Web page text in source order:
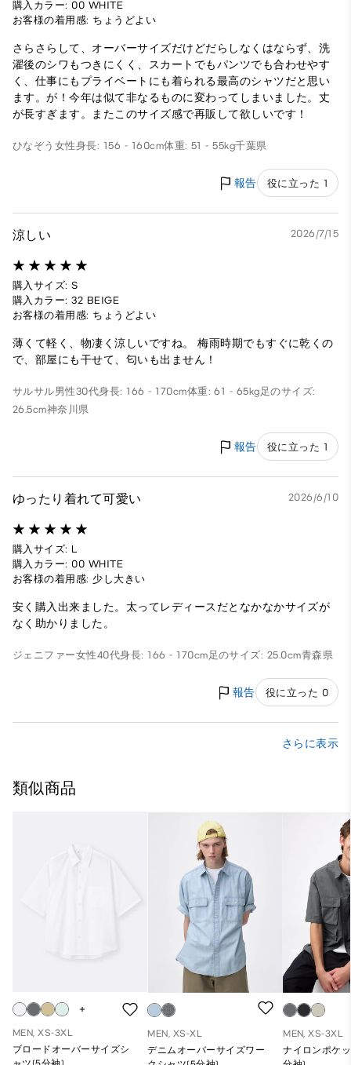
購入カラー: 00 WHITE
お客様の着用感: ちょうどよい
さらさらして、オーバーサイズだけどだらしなくはならず、洗
濯後のシワもつきにくく、スカートでもパンツでも合わせやす
く、仕事にもプライベートにも着られる最高のシャツだと思い
ます。が！今年は似て非なるものに変わってしまいました。丈
が長すぎます。またこのサイズ感で再販して欲しいです！
ひなぞう 女性身長: 156 - 160cm体重: 51 - 55kg千葉県
報告 役に立った 1
涼しい 2026/7/15
購入サイズ: S
購入カラー: 32 BEIGE
お客様の着用感: ちょうどよい
薄くて軽く、物凄く涼しいですね。 梅雨時期でもすぐに乾くの
で、部屋にも干せて、匂いも出ません！
サルサル男性30代身長: 166 - 170cm体重: 61 - 65kg足のサイズ:
26.5cm神奈川県
報告 役に立った 1
ゆったり着れて可愛い 2026/6/10
購入サイズ: L
購入カラー: 00 WHITE
お客様の着用感: 少し大きい
安く購入出来ました。太ってレディースだとなかなかサイズが
なく助かりました。
ジェニファー女性40代身長: 166 - 170cm足のサイズ: 25.0cm青森県
報告 役に立った 0
さらに表示
類似商品
MEN, XS-3XL
ブロードオーバーサイズシ
MEN, XS-XL
デニムオーバーサイズワー
MEN, XS-3XL
ナイロンポケ